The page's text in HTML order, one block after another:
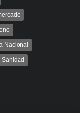
Nacional
Sanidad